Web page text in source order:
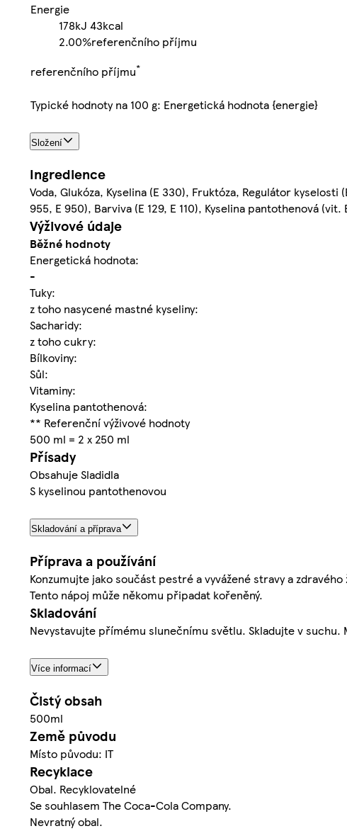
Energie
178kJ 43kcal
2.00%referenčního příjmu
referenčního příjmu*
Typické hodnoty na 100 g: Energetická hodnota {energie}
Složení
Ingredience
Voda, Glukóza, Kyselina (E 330), Fruktóza, Regulátor
955, E 950), Barviva (E 129, E 110), Kyselina pantothenová (vit.
Výživové údaje
Běžné hodnoty
Energetická hodnota:
-
Tuky:
z toho nasycené mastné kyseliny:
Sacharidy:
z toho cukry:
Bílkoviny:
Sůl:
Vitaminy:
Kyselina pantothenová:
** Referenční výživové hodnoty
500 ml = 2 x 250 ml
Přísady
Obsahuje Sladidla
S kyselinou pantothenovou
Skladování a příprava
Příprava a používání
Konzumujte jako součást pestré a vyvážené stravy a
Tento nápoj může někomu připadat kořeněný.
Skladování
Nevystavujte přímému slunečnímu světlu. Skladujte v
Více informací
Čistý obsah
500ml
Země původu
Místo původu: IT
Recyklace
Obal. Recyklovatelné
Se souhlasem The Coca-Cola Company.
Nevratný obal.